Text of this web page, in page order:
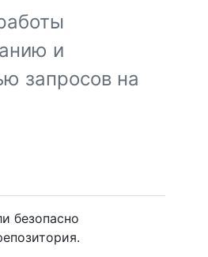
и
запросов на
безопасно